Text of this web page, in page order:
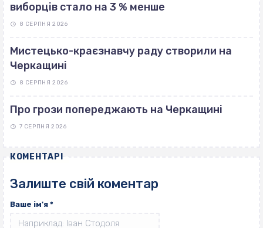
виборців стало на 3 % менше
8 СЕРПНЯ 2026
Мистецько-краєзнавчу раду створили на
Черкащині
8 СЕРПНЯ 2026
Про грози попереджають на Черкащині
7 СЕРПНЯ 2026
КОМЕНТАРІ
Залиште свій коментар
Ваше ім'я *